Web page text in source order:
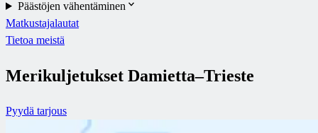
Päästöjen vähentäminen
Matkustajalautat
Tietoa meistä
Merikuljetukset Damietta–Trieste
Pyydä tarjous